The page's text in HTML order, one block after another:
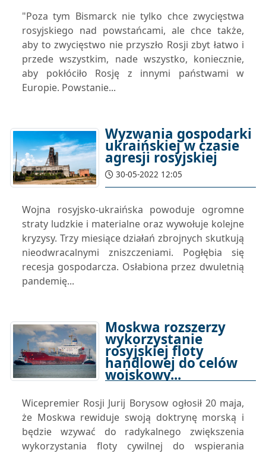
"Poza tym Bismarck nie tylko chce zwycięstwa
rosyjskiego nad powstańcami, ale chce także,
aby to zwycięstwo nie przyszło Rosji zbyt łatwo i
przede wszystkim, nade wszystko, koniecznie,
aby pokłóciło Rosję z innymi państwami w
Europie. Powstanie...
Wyzwania gospodarki
ukraińskiej w czasie
agresji rosyjskiej
30-05-2022 12:05
Wojna rosyjsko-ukraińska powoduje ogromne
straty ludzkie i materialne oraz wywołuje kolejne
kryzysy. Trzy miesiące działań zbrojnych skutkują
nieodwracalnymi zniszczeniami. Pogłębia się
recesja gospodarcza. Osłabiona przez dwuletnią
pandemię...
Moskwa rozszerzy
wykorzystanie
rosyjskiej floty
handlowej do celów
wojskowy...
Wicepremier Rosji Jurij Borysow ogłosił 20 maja,
że Moskwa rewiduje swoją doktrynę morską i
będzie wzywać do radykalnego zwiększenia
wykorzystania floty cywilnej do wspierania